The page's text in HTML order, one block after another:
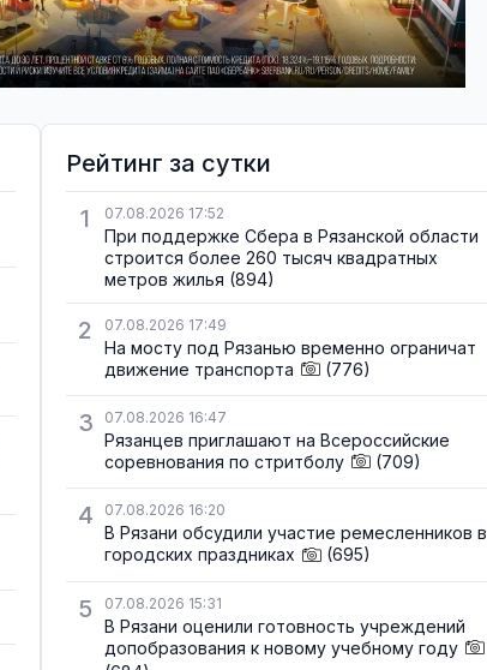
Рейтинг за сутки
1
07.08.2026 17:52
При поддержке Сбера в Рязанской области
строится более 260 тысяч квадратных
метров жилья (894)
2 07.08.2026 17:49
На мосту под Рязанью временно ограничат
движение транспорта
(776)
3 07.08.2026 16:47
Рязанцев приглашают на Всероссийские
соревнования по стритболу
(709)
4 07.08.2026 16:20
В Рязани обсудили участие ремесленников в
городских праздниках
(695)
5 07.08.2026 15:31
В Рязани оценили готовность учреждений
допобразования к новому учебному году